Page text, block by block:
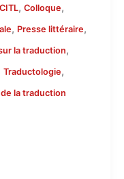
, Colloque,
, Presse littéraire,
la traduction,
Traductologie,
la traduction